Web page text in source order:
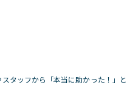
タッフから「本当に助かった！」